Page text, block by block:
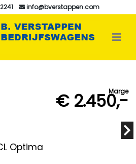
info@bverstappen.com
Marge
€ 2.450,-
Optima